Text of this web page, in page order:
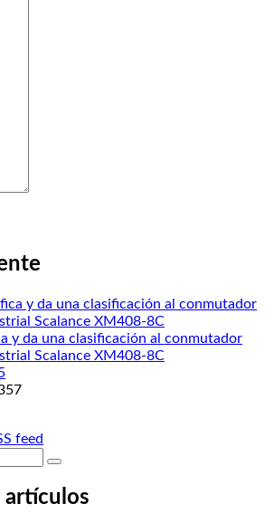
y da una clasificación al conmutador
Scalance XM408-8C
feed
artículos